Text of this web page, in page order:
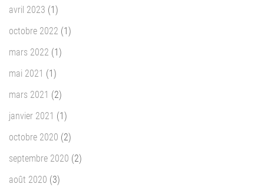
avril 2023 (1)
octobre 2022 (1)
mars 2022 (1)
mai 2021 (1)
mars 2021 (2)
janvier 2021 (1)
octobre 2020 (2)
septembre 2020 (2)
août 2020 (3)